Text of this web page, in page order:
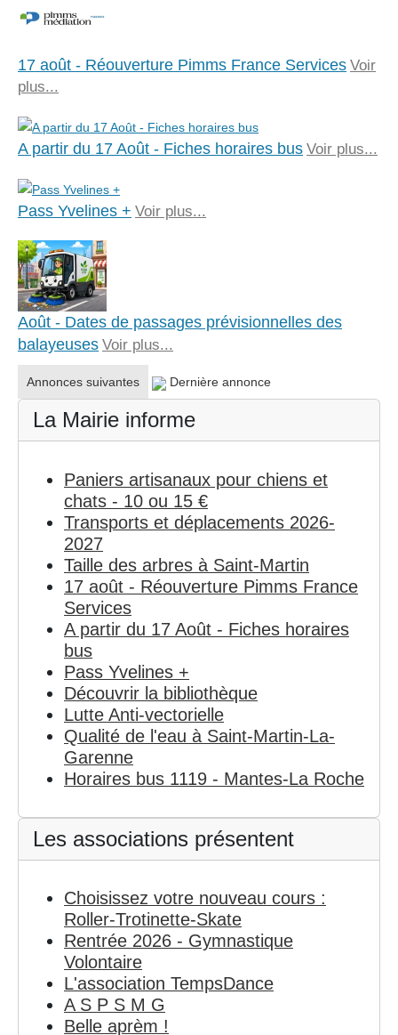
17 août - Réouverture Pimms France Services Voir
plus...
A partir du 17 Août - Fiches horaires bus Voir plus...
Pass Yvelines + Voir plus...
Août - Dates de passages prévisionnelles des
balayeuses Voir plus...
Annonces suivantes Dernière annonce
La Mairie informe
Paniers artisanaux pour chiens et
chats - 10 ou 15 €
Transports et déplacements 2026-
2027
Taille des arbres à Saint-Martin
17 août - Réouverture Pimms France
Services
A partir du 17 Août - Fiches horaires
bus
Pass Yvelines +
Découvrir la bibliothèque
Lutte Anti-vectorielle
Qualité de l'eau à Saint-Martin-La-
Garenne
Horaires bus 1119 - Mantes-La Roche
Les associations présentent
Choisissez votre nouveau cours :
Roller-Trotinette-Skate
Rentrée 2026 - Gymnastique
Volontaire
L'association TempsDance
A S P S M G
Belle aprèm !